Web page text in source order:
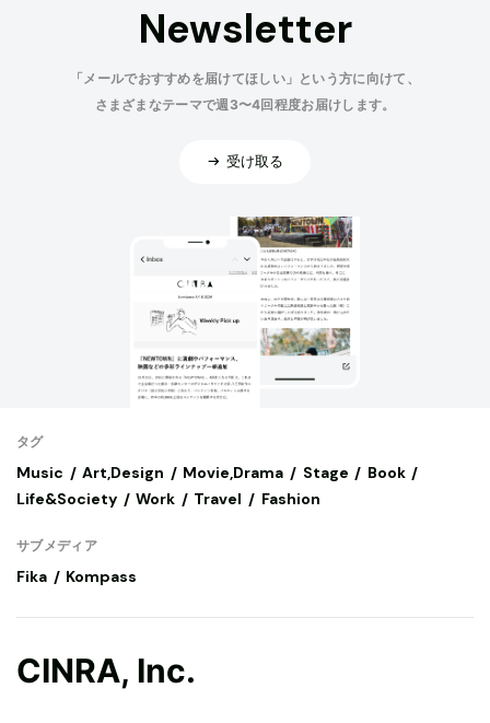
Newsletter
「メールでおすすめを届けてほしい」という方に向けて、
さまざまなテーマで週3〜4回程度お届けします。
受け取る
タグ
Music Art,Design Movie,Drama Stage
Book
Life&Society
Work Travel Fashion
サブメディア
Fika Kompass
CINRA, Inc.